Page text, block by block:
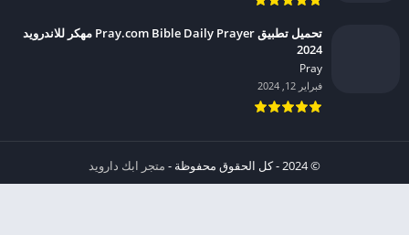
تحميل تطبيق Pray.com Bible Daily Prayer مهكر للاندرويد
2024
Pray‏
فبراير 12, 2024
© 2024 - كل الحقوق محفوظة -
متجر ابك دارويد